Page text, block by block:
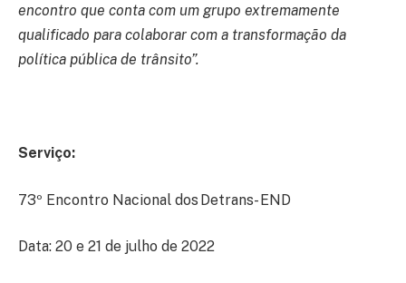
encontro que conta com um grupo extremamente
qualificado para colaborar com a transformação da
política pública de trânsito”.
Serviço:
73º Encontro Nacional dos Detrans - END
Data: 20 e 21 de julho de 2022